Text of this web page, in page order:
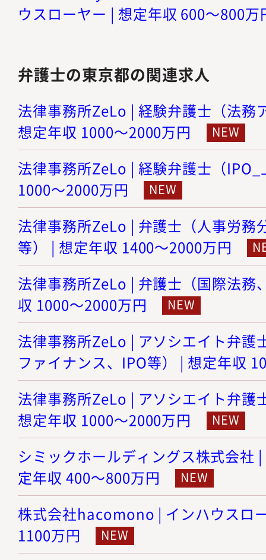
ウスローヤー | 想定年収 600～800万
弁護士の東京都の関連求人
法律事務所ZeLo | 経験弁護士（法務
想定年収 1000～2000万円
法律事務所ZeLo | 経験弁護士（
1000～2000万円
法律事務所ZeLo | 弁護士（人事労務
等） | 想定年収 1400～2000万円
法律事務所ZeLo | 弁護士（国際法務
収 1000～2000万円
法律事務所ZeLo | アソシエイト弁護
ファイナンス、IPO等） | 想定年収
法律事務所ZeLo | アソシエイト弁護
想定年収 1000～2000万円
シミックホールディングス株式会社
定年収 400～800万円
株式会社hacomono | インハウスロ
1100万円